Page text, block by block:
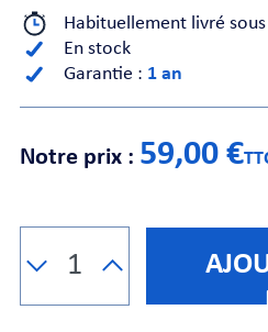
AUDIO
Habituellement livré
En stock
Garantie : 1 an
Notre prix : 59,00 €